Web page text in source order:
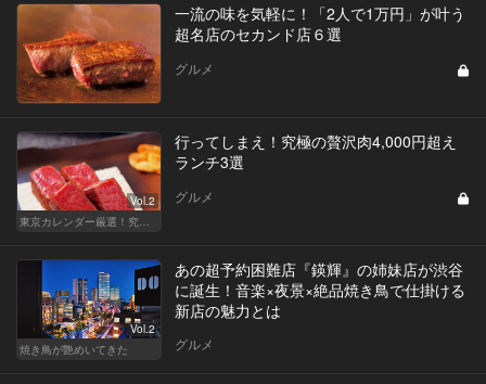
一流の味を気軽に！「2人で1万円」が叶う
超名店のセカンド店６選
グルメ
Vol.2
東京カレンダー厳選！究極のランチ特集
行ってしまえ！究極の贅沢肉4,000円超え
ランチ3選
グルメ
Vol.2
焼き鳥が艶めいてきた
あの超予約困難店『鍈輝』の姉妹店が渋谷
に誕生！音楽×夜景×絶品焼き鳥で仕掛ける
新店の魅力とは
グルメ